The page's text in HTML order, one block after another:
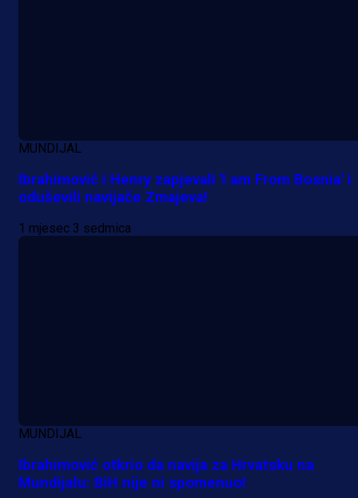
MUNDIJAL
Ibrahimović i Henry zapjevali 'I am From Bosnia' i
oduševili navijače Zmajeva!
1 mjesec 3 sedmica
MUNDIJAL
Ibrahimović otkrio da navija za Hrvatsku na
Mundijalu: BiH nije ni spomenuo!